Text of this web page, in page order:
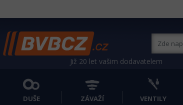
Již 20 let vašim dodavatelem
DUŠE ZÁVAŽÍ VENTILY